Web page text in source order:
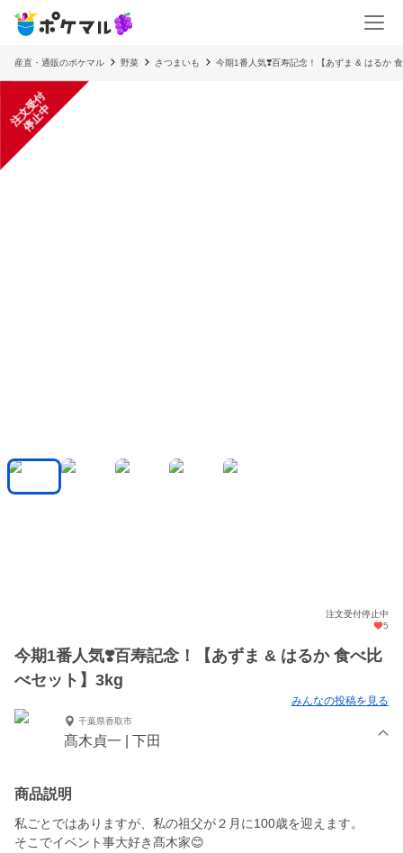
産直・通販のポケマル 野菜 さつまいも 今期1番人気❣️百寿記念！【あずま & はるか
注
文
受
付
停
止
中
注文受付停止中
5
今期1番人気❣️百寿記念！【あずま & はるか 食べ比
べセット】3kg
みんなの投稿を見る
千葉県香取市
髙木貞一 | 下田
商品説明
私ごとではありますが、私の祖父が２月に100歳を迎えます。
そこでイベント事大好き髙木家😊